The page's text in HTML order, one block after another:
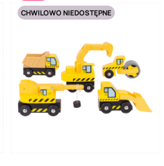
CHWILOWO NIEDOSTĘPNE